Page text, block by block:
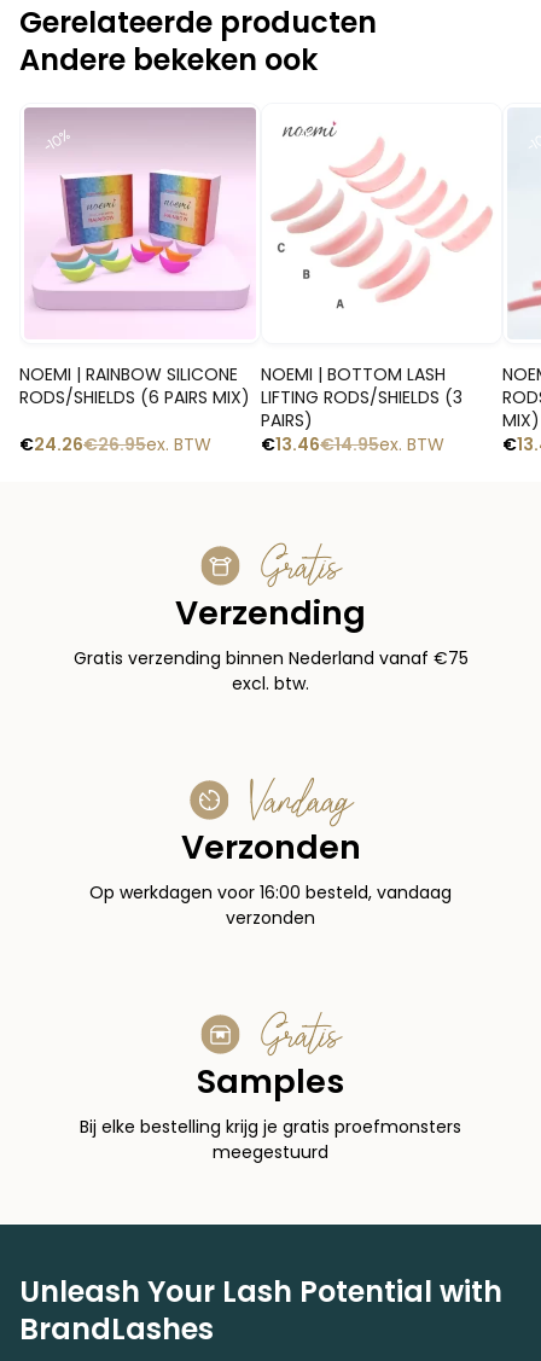
Gerelateerde producten
Andere bekeken ook
-10%
NOEMI | RAINBOW SILICONE
RODS/SHIELDS (6 PAIRS MIX)
€26.95
€24.26 ex. BTW
-10%
NOEMI | BOTTOM LASH
LIFTING RODS/SHIELDS (3
PAIRS)
€14.95
€13.46 ex. BTW
-
MIX)
€
Gratis
Verzending
Gratis verzending binnen Nederland vanaf €75
excl. btw.
Vandaag
Verzonden
Op werkdagen voor 16:00 besteld, vandaag
verzonden
Gratis
Samples
Bij elke bestelling krijg je gratis proefmonsters
meegestuurd
Unleash Your Lash Potential with
BrandLashes